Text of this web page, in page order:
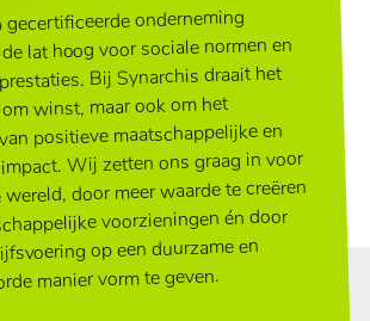
onderneming
lat hoog voor sociale normen en
Bij Synarchis draait het
winst, maar ook om het
positieve maatschappelijke en
Wij zetten ons graag in voor
wereld, door meer waarde te creëren
voorzieningen én door
op een duurzame en
manier vorm te geven.